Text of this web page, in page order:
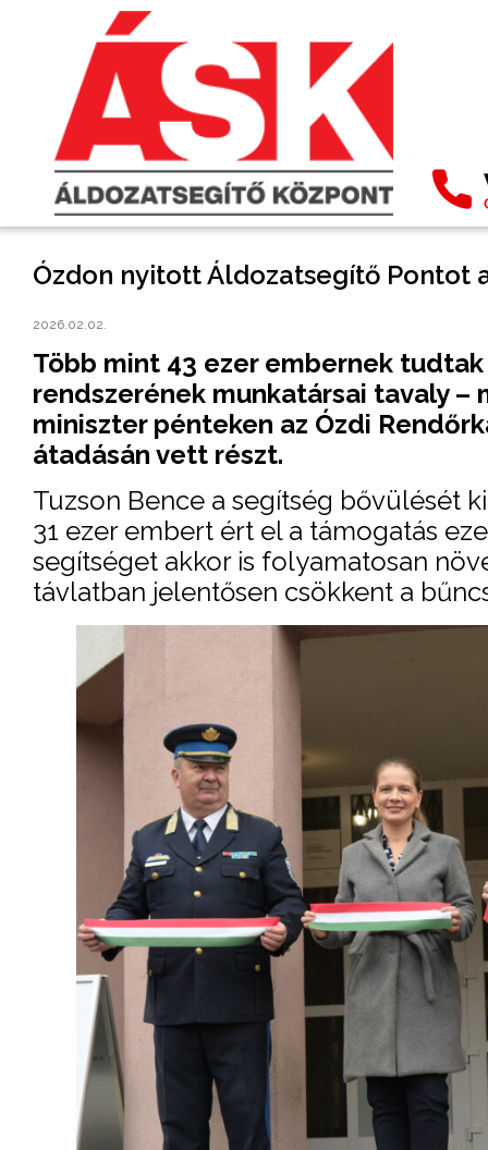
Ózdon nyitott Áldozatsegítő Pontot
2026.02.02.
Több mint 43 ezer embernek
rendszerének munkatársai tavaly –
miniszter pénteken az Ózdi
átadásán vett részt.
Tuzson Bence a segítség bővülését
31 ezer embert ért el a támogatás
segítséget akkor is folyamatosan
távlatban jelentősen csökkent a